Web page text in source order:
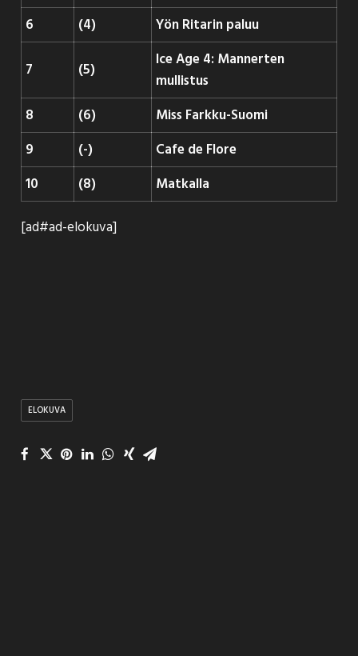
6
(4) Yön Ritarin paluu
7 (5)
Ice Age 4: Mannerten
mullistus
8
(6)
Miss Farkku-Suomi
9
(-)
Cafe de Flore
10
(8)
Matkalla
[ad#ad-elokuva]
ELOKUVA